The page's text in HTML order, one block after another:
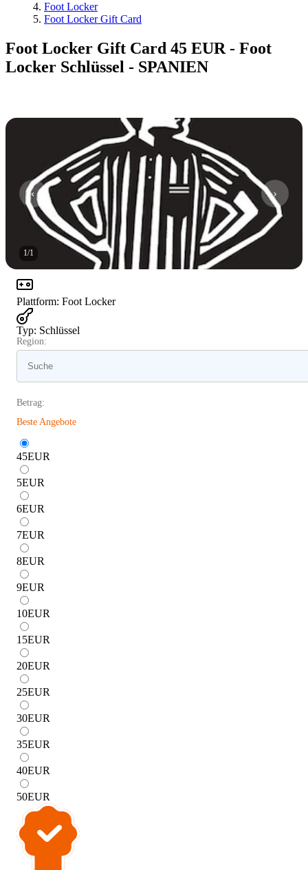
Foot Locker
Foot Locker Gift Card
Foot Locker Gift Card 45 EUR - Foot
Locker Schlüssel - SPANIEN
1/1
Plattform: Foot Locker
Typ: Schlüssel
Region:
Betrag:
Beste Angebote
45EUR
5EUR
6EUR
7EUR
8EUR
9EUR
10EUR
15EUR
20EUR
25EUR
30EUR
35EUR
40EUR
50EUR